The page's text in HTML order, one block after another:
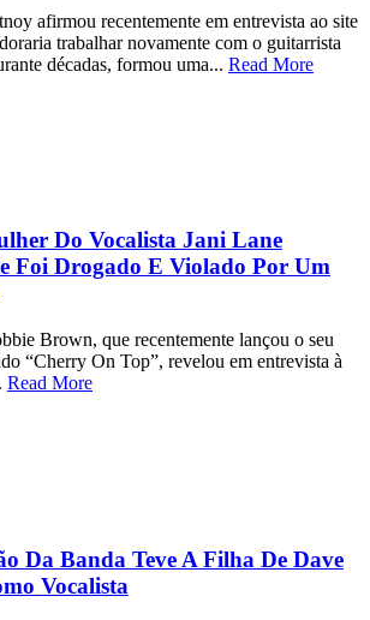
afirmou recentemente em entrevista ao site
trabalhar novamente com o guitarrista
décadas, formou uma... Read More
Do Vocalista Jani Lane
Foi Drogado E Violado Por Um
Brown, que recentemente lançou o seu
“Cherry On Top”, revelou em entrevista à
Read More
Da Banda Teve A Filha De Dave
Vocalista